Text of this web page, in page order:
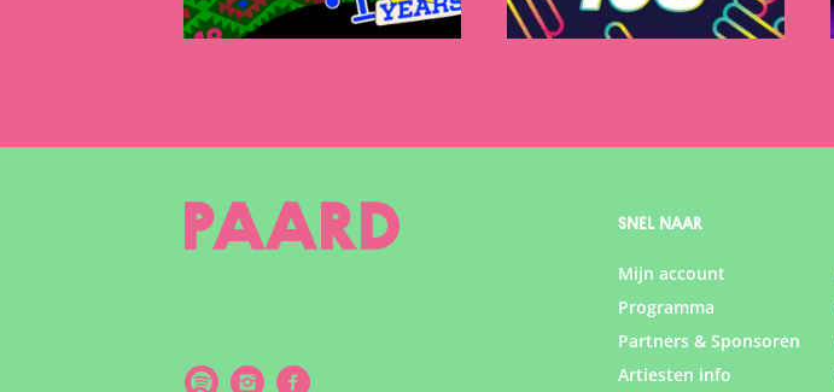
SNEL NAAR
Mijn account
Programma
Partners & Sponsoren
Artiesten info